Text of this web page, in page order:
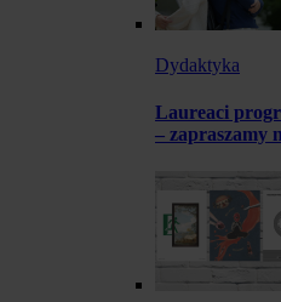
Dydaktyka
Laureaci
– zapraszamy